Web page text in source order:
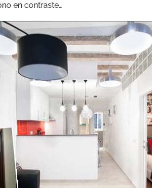
en contraste…